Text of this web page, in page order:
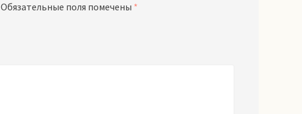
Обязательные поля помечены *